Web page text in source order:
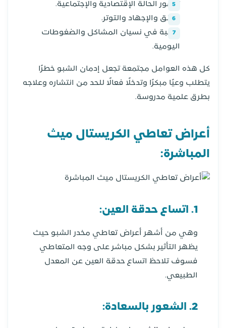
تدهور الحالة الإقتصادية والإجتماعية.
القلق والإجهاد والتوتر.
الرغبة في نسيان المشاكل والضغوطات
اليومية.
كل هذه العوامل مجتمعة تجعل إدمان الشبو خطرًا
يتطلب وعيًا مبكرًا وتدخلًا فعالًا للحد من انتشاره وعلاجه
بطرق علمية مدروسة.
أعراض تعاطي الكريستال ميث
المباشرة:
1. اتساع حدقة العين:
وهي من أشهر أعراض تعاطي مخدر الشبو حيث
يظهر التأثير بشكل مباشر على وجه المتعاطي
فسوف تلاحظ اتساع حدقة العين عن المعدل
الطبيعي.
2. الشعور بالسعادة: